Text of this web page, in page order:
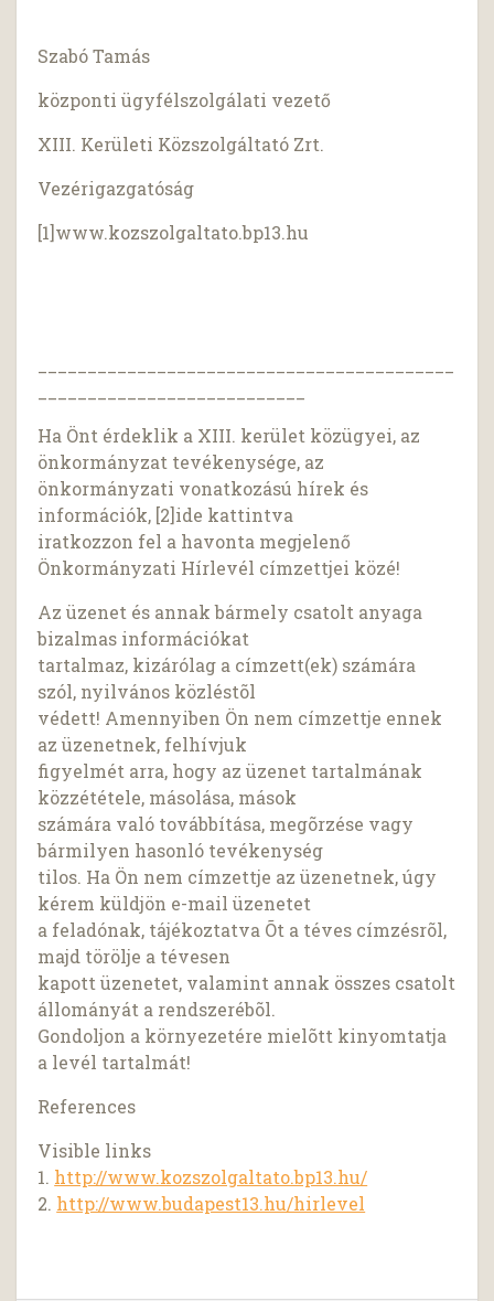
Szabó Tamás
központi ügyfélszolgálati vezető
XIII. Kerületi Közszolgáltató Zrt.
Vezérigazgatóság
[1]www.kozszolgaltato.bp13.hu
Ha Önt érdeklik a XIII. kerület közügyei, az
önkormányzat tevékenysége, az
önkormányzati vonatkozású hírek és
információk, [2]ide kattintva
iratkozzon fel a havonta megjelenő
Önkormányzati Hírlevél címzettjei közé!
Az üzenet és annak bármely csatolt anyaga
bizalmas információkat
tartalmaz, kizárólag a címzett(ek) számára
szól, nyilvános közléstõl
védett! Amennyiben Ön nem címzettje ennek
az üzenetnek, felhívjuk
figyelmét arra, hogy az üzenet tartalmának
közzététele, másolása, mások
számára való továbbítása, megõrzése vagy
bármilyen hasonló tevékenység
tilos. Ha Ön nem címzettje az üzenetnek, úgy
kérem küldjön e-mail üzenetet
a feladónak, tájékoztatva Õt a téves címzésrõl,
majd törölje a tévesen
kapott üzenetet, valamint annak összes csatolt
állományát a rendszerébõl.
Gondoljon a környezetére mielõtt kinyomtatja
a levél tartalmát!
References
Visible links
1. http://www.kozszolgaltato.bp13.hu/
2. http://www.budapest13.hu/hirlevel